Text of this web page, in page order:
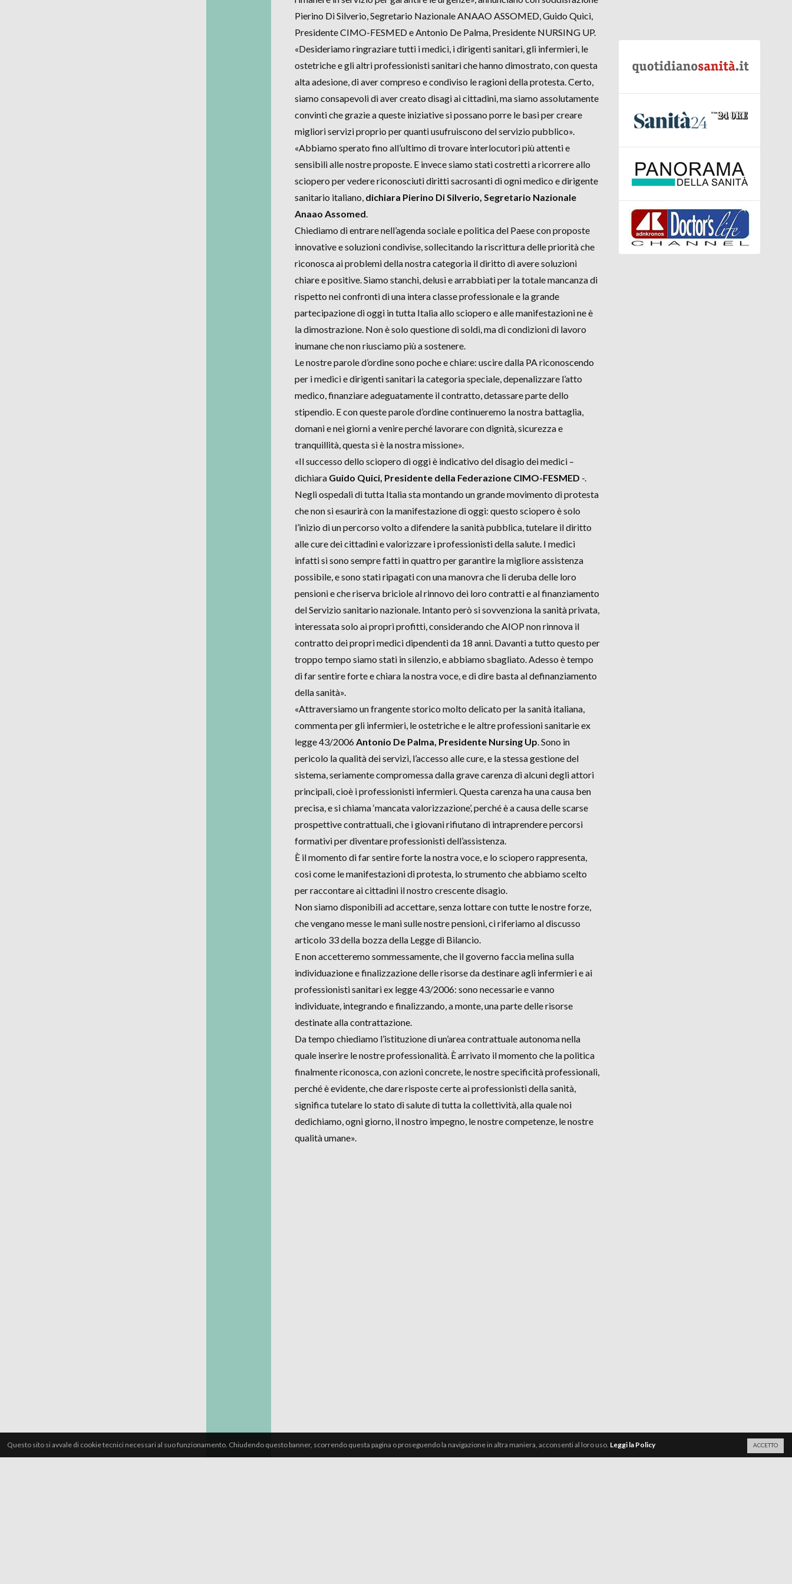
Pierino Di Silverio, Segretario Nazionale ANAAO ASSOMED, Guido Quici,
Presidente CIMO-FESMED e Antonio De Palma, Presidente NURSING UP.
«Desideriamo ringraziare tutti i medici, i dirigenti sanitari, gli infermieri, le
ostetriche e gli altri professionisti sanitari che hanno dimostrato, con questa
alta adesione, di aver compreso e condiviso le ragioni della protesta. Certo,
siamo consapevoli di aver creato disagi ai cittadini, ma siamo assolutamente
convinti che grazie a queste iniziative si possano porre le basi per creare
migliori servizi proprio per quanti usufruiscono del servizio pubblico».
«Abbiamo sperato fino all’ultimo di trovare interlocutori più attenti e
sensibili alle nostre proposte. E invece siamo stati costretti a ricorrere allo
sciopero per vedere riconosciuti diritti sacrosanti di ogni medico e dirigente
sanitario italiano, dichiara Pierino Di Silverio, Segretario Nazionale
Anaao Assomed
Chiediamo di entrare nell’agenda sociale e politica del Paese con proposte
innovative e soluzioni condivise, sollecitando la riscrittura delle priorità che
riconosca ai problemi della nostra categoria il diritto di avere soluzioni
chiare e positive. Siamo stanchi, delusi e arrabbiati per la totale mancanza di
rispetto nei confronti di una intera classe professionale e la grande
partecipazione di oggi in tutta Italia allo sciopero e alle manifestazioni ne è
la dimostrazione. Non è solo questione di soldi, ma di condizioni di lavoro
inumane che non riusciamo più a sostenere.
Le nostre parole d’ordine sono poche e chiare: uscire dalla PA riconoscendo
per i medici e dirigenti sanitari la categoria speciale, depenalizzare l’atto
medico, finanziare adeguatamente il contratto, detassare parte dello
stipendio. E con queste parole d’ordine continueremo la nostra battaglia,
domani e nei giorni a venire perché lavorare con dignità, sicurezza e
tranquillità, questa sì è la nostra missione».
«Il successo dello sciopero di oggi è indicativo del disagio dei medici –
dichiara Guido Quici, Presidente della Federazione CIMO-FESMED -.
Negli ospedali di tutta Italia sta montando un grande movimento di protesta
che non si esaurirà con la manifestazione di oggi: questo sciopero è solo
l’inizio di un percorso volto a difendere la sanità pubblica, tutelare il diritto
alle cure dei cittadini e valorizzare i professionisti della salute. I medici
infatti si sono sempre fatti in quattro per garantire la migliore assistenza
possibile, e sono stati ripagati con una manovra che li deruba delle loro
pensioni e che riserva briciole al rinnovo dei loro contratti e al finanziamento
del Servizio sanitario nazionale. Intanto però si sovvenziona la sanità privata,
interessata solo ai propri profitti, considerando che AIOP non rinnova il
contratto dei propri medici dipendenti da 18 anni. Davanti a tutto questo per
troppo tempo siamo stati in silenzio, e abbiamo sbagliato. Adesso è tempo
di far sentire forte e chiara la nostra voce, e di dire basta al definanziamento
della sanità».
«Attraversiamo un frangente storico molto delicato per la sanità italiana,
commenta per gli infermieri, le ostetriche e le altre professioni sanitarie ex
legge 43/2006 Antonio De Palma, Presidente Nursing Up . Sono in
pericolo la qualità dei servizi, l’accesso alle cure, e la stessa gestione del
sistema, seriamente compromessa dalla grave carenza di alcuni degli attori
principali, cioè i professionisti infermieri. Questa carenza ha una causa ben
precisa, e si chiama ‘mancata valorizzazione’, perché è a causa delle scarse
prospettive contrattuali, che i giovani rifiutano di intraprendere percorsi
formativi per diventare professionisti dell’assistenza.
È il momento di far sentire forte la nostra voce, e lo sciopero rappresenta,
così come le manifestazioni di protesta, lo strumento che abbiamo scelto
per raccontare ai cittadini il nostro crescente disagio.
Non siamo disponibili ad accettare, senza lottare con tutte le nostre forze,
che vengano messe le mani sulle nostre pensioni, ci riferiamo al discusso
articolo 33 della bozza della Legge di Bilancio.
E non accetteremo sommessamente, che il governo faccia melina sulla
individuazione e finalizzazione delle risorse da destinare agli infermieri e ai
professionisti sanitari ex legge 43/2006: sono necessarie e vanno
individuate, integrando e finalizzando, a monte, una parte delle risorse
destinate alla contrattazione.
Da tempo chiediamo l’istituzione di un’area contrattuale autonoma nella
quale inserire le nostre professionalità. È arrivato il momento che la politica
finalmente riconosca, con azioni concrete, le nostre specificità professionali,
perché è evidente, che dare risposte certe ai professionisti della sanità,
significa tutelare lo stato di salute di tutta la collettività, alla quale noi
dedichiamo, ogni giorno, il nostro impegno, le nostre competenze, le nostre
qualità umane».
Questo sito si avvale di cookie tecnici necessari al suo funzionamento. Chiudendo questo banner, scorrendo questa pagina o proseguendo la navigazione in altra maniera, acconsenti al loro uso. Leggi la Policy ACCETTO